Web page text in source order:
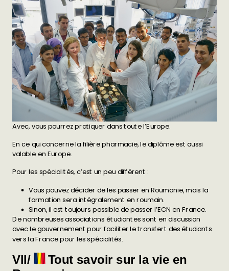
Avec, vous pourrez pratiquer dans toute l’Europe.
En ce qui concerne la filière pharmacie, le diplôme est aussi
valable en Europe.
Pour les spécialités, c’est un peu différent :
Vous pouvez décider de les passer en Roumanie, mais la
formation sera intégralement en roumain.
Sinon, il est toujours possible de passer l’ECN en France.
De nombreuses associations étudiantes sont en discussion
avec le gouvernement pour faciliter le transfert des étudiants
vers la France pour les spécialités.
VII/ Tout savoir sur la vie en